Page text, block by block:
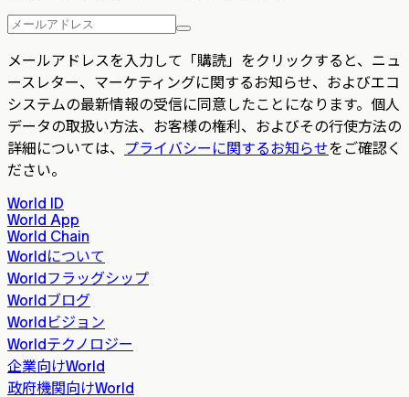
メールアドレスを入力して「購読」をクリックすると、ニュ
ースレター、マーケティングに関するお知らせ、およびエコ
システムの最新情報の受信に同意したことになります。個人
データの取扱い方法、お客様の権利、およびその行使方法の
詳細については、
プライバシーに関するお知らせをご確認く
ださい。
World ID
World App
World Chain
Worldについて
Worldフラッグシップ
Worldブログ
Worldビジョン
Worldテクノロジー
企業向けWorld
政府機関向けWorld